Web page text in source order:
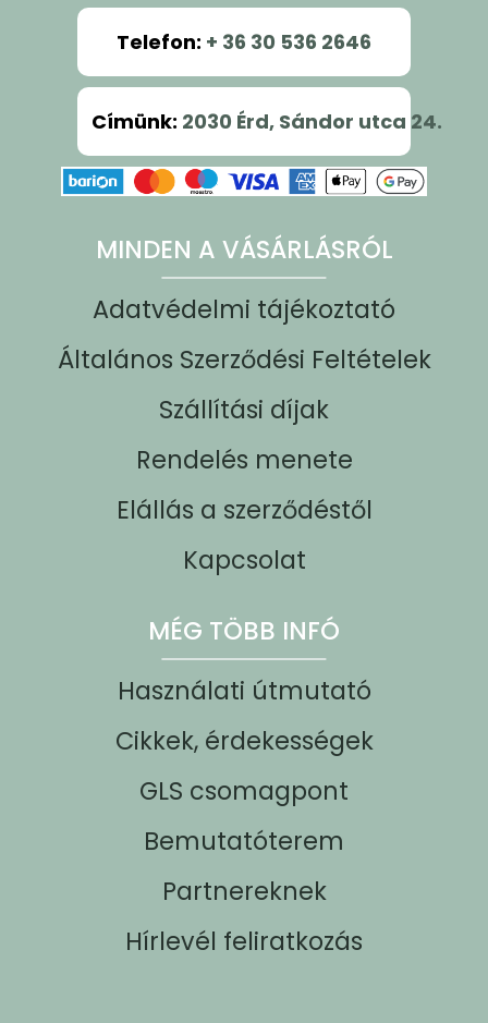
MINDEN A VÁSÁRLÁSRÓL
Adatvédelmi tájékoztató
Általános Szerződési Feltételek
Szállítási díjak
Rendelés menete
Elállás a szerződéstől
Kapcsolat
MÉG TÖBB INFÓ
Használati útmutató
Cikkek, érdekességek
GLS csomagpont
Bemutatóterem
Partnereknek
Hírlevél feliratkozás
Telefon: + 36 30 536 2646
Címünk: 2030 Érd, Sándor utca 24.